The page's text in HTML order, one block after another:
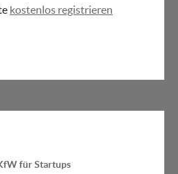
kostenlos registrieren
für Startups